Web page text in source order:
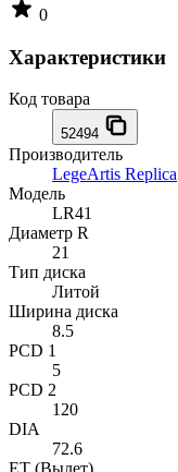
0
Характеристики
Код товара
52494
Производитель
LegeArtis Replica
Модель
LR41
Диаметр R
21
Тип диска
Литой
Ширина диска
8.5
PCD 1
5
PCD 2
120
DIA
72.6